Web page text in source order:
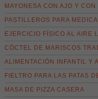
MAYONESA CON AJO Y CON
PASTILLEROS PARA
EJERCICIO FÍSICO AL AIRE
CÓCTEL DE MARISCOS
ALIMENTACIÓN INFANTIL Y
FIELTRO PARA LAS PATAS
MASA DE PIZZA CASERA